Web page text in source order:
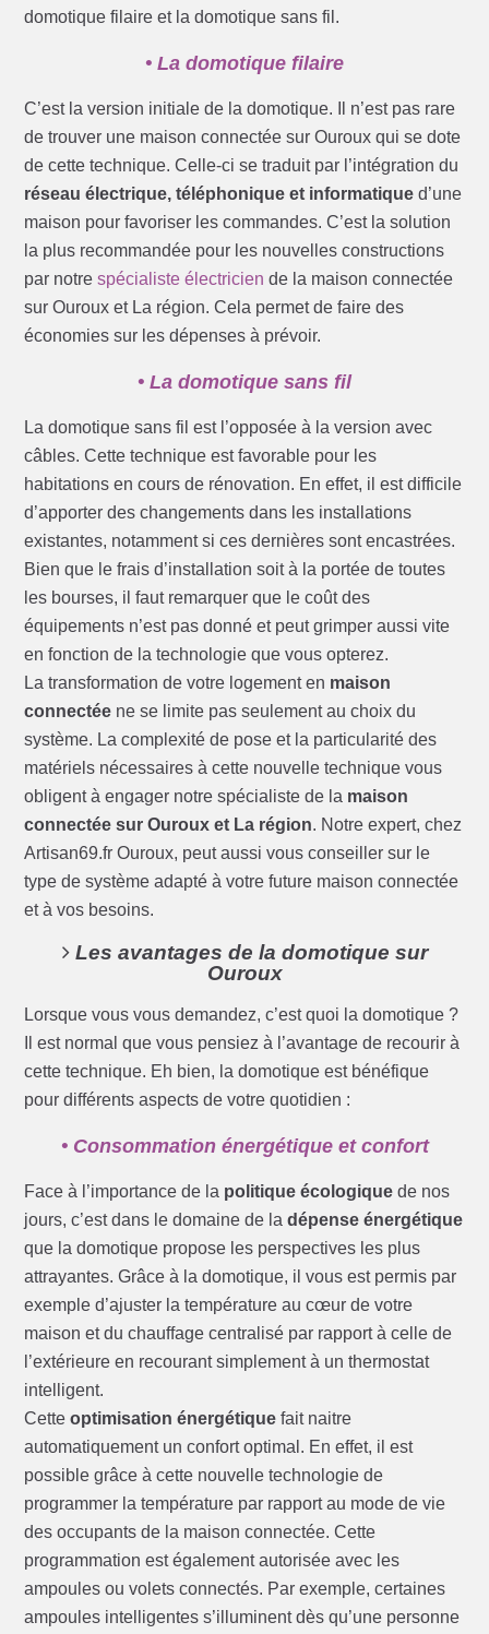
domotique filaire et la domotique sans fil.
• La domotique filaire
C’est la version initiale de la domotique. Il n’est pas rare
de trouver une maison connectée sur Ouroux qui se dote
de cette technique. Celle-ci se traduit par l’intégration du
réseau électrique, téléphonique et informatique d’une
maison pour favoriser les commandes. C’est la solution
la plus recommandée pour les nouvelles constructions
par notrespécialiste électricien de la maison connectée
sur Ouroux et La région. Cela permet de faire des
économies sur les dépenses à prévoir.
• La domotique sans fil
La domotique sans fil est l’opposée à la version avec
câbles. Cette technique est favorable pour les
habitations en cours de rénovation. En effet, il est difficile
d’apporter des changements dans les installations
existantes, notamment si ces dernières sont encastrées.
Bien que le frais d’installation soit à la portée de toutes
les bourses, il faut remarquer que le coût des
équipements n’est pas donné et peut grimper aussi vite
en fonction de la technologie que vous opterez.
La transformation de votre logement en maison
connectée ne se limite pas seulement au choix du
système. La complexité de pose et la particularité des
matériels nécessaires à cette nouvelle technique vous
obligent à engager notre spécialiste de la maison
connectée sur Ouroux et La région. Notre expert, chez
Artisan69.fr Ouroux, peut aussi vous conseiller sur le
type de système adapté à votre future maison connectée
et à vos besoins.
Les avantages de la domotique sur
Ouroux
Lorsque vous vous demandez, c’est quoi la domotique ?
Il est normal que vous pensiez à l’avantage de recourir à
cette technique. Eh bien, la domotique est bénéfique
pour différents aspects de votre quotidien :
• Consommation énergétique et confort
Face à l’importance de la politique écologique de nos
jours, c’est dans le domaine de ladépense énergétique
que la domotique propose les perspectives les plus
attrayantes. Grâce à la domotique, il vous est permis par
exemple d’ajuster la température au cœur de votre
maison et du chauffage centralisé par rapport à celle de
l’extérieure en recourant simplement à un thermostat
intelligent.
Cetteoptimisation énergétique fait naitre
automatiquement un confort optimal. En effet, il est
possible grâce à cette nouvelle technologie de
programmer la température par rapport au mode de vie
des occupants de la maison connectée. Cette
programmation est également autorisée avec les
ampoules ou volets connectés. Par exemple, certaines
ampoules intelligentes s’illuminent dès qu’une personne